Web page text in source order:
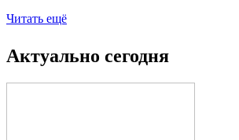
Читать ещё
Актуально сегодня